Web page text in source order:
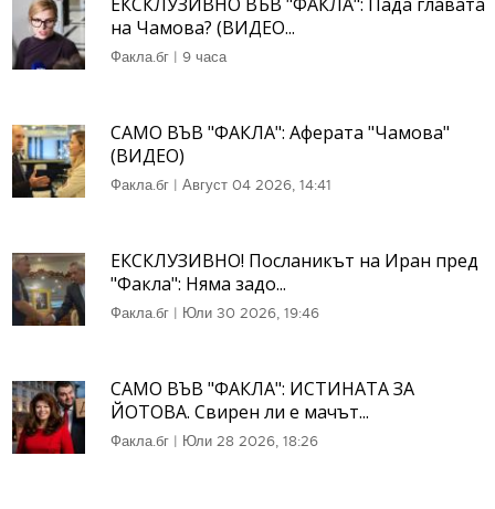
на Чамова? (ВИДЕО...
Факла.бг | 9 часа
САМО ВЪВ "ФАКЛА": Аферата "Чамова"
(ВИДЕО)
Факла.бг | Август 04 2026, 14:41
ЕКСКЛУЗИВНО! Посланикът на Иран пред
"Факла": Няма задо...
Факла.бг | Юли 30 2026, 19:46
САМО ВЪВ "ФАКЛА": ИСТИНАТА ЗА
ЙОТОВА. Свирен ли е мачът...
Факла.бг | Юли 28 2026, 18:26